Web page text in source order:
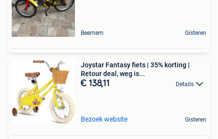
Beernem Gisteren
Joystar Fantasy fiets | 35% korting |
Retour deal, weg is...
€ 138,11 Details
Bezoek website Gisteren